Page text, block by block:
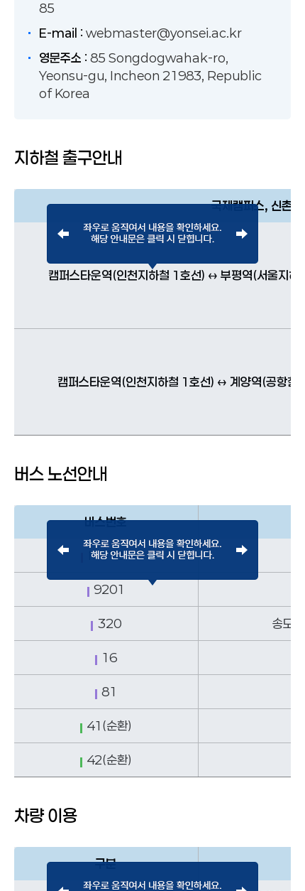
85
E-mail : webmaster@yonsei.ac.kr
영문주소 : 85 Songdogwahak-ro,
Yeonsu-gu, Incheon 21983, Republic
of Korea
지하철 출구안내
국제캠퍼스, 신촌
캠퍼스타운역(인천지하철 1호선) ↔ 부평역(서울지
캠퍼스타운역(인천지하철 1호선) ↔ 계양역(공항
버스 노선안내
버스번호
M6724
9201
320 송도
16
81
41(순환)
42(순환)
차량 이용
구분